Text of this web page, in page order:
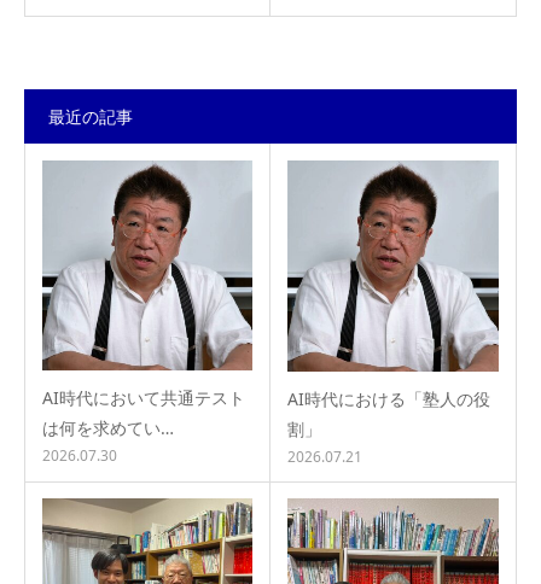
最近の記事
AI時代において共通テスト
は何を求めてい…
2026.07.30
AI時代における「塾人の役
割」
2026.07.21